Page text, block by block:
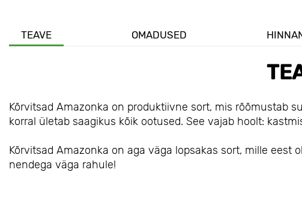
TEAVE OMADUSED
Kõrvitsad Amazonka on produktiivne sort, mis rõõmustab
korral ületab saagikus kõik ootused. See vajab hoolt:
Kõrvitsad Amazonka on aga väga lopsakas sort, mille eest
nendega väga rahule!